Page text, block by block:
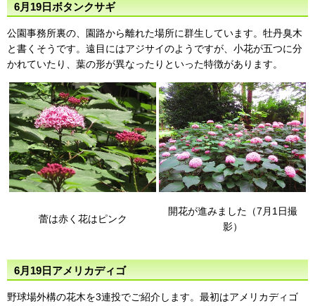
6月19日ボタンクサギ
公園事務所裏の、園路から離れた場所に群生しています。牡丹臭木
と書くそうです。遠目にはアジサイのようですが、小花が五つに分
かれていたり、葉の形が異なったりといった特徴があります。
蕾は赤く花はピンク
開花が進みました（7月1日撮
影）
6月19日アメリカディゴ
野球場外構の花木を3連投でご紹介します。最初はアメリカディゴ